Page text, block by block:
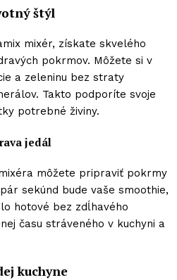
štýl
mixér, získate skvelého
pokrmov. Môžete si v
a zeleninu bez straty
Takto podporíte svoje
potrebné živiny.
jedál
môžete pripraviť pokrmy
sekúnd bude vaše smoothie,
hotové bez zdĺhavého
času stráveného v kuchyni a
kuchyne